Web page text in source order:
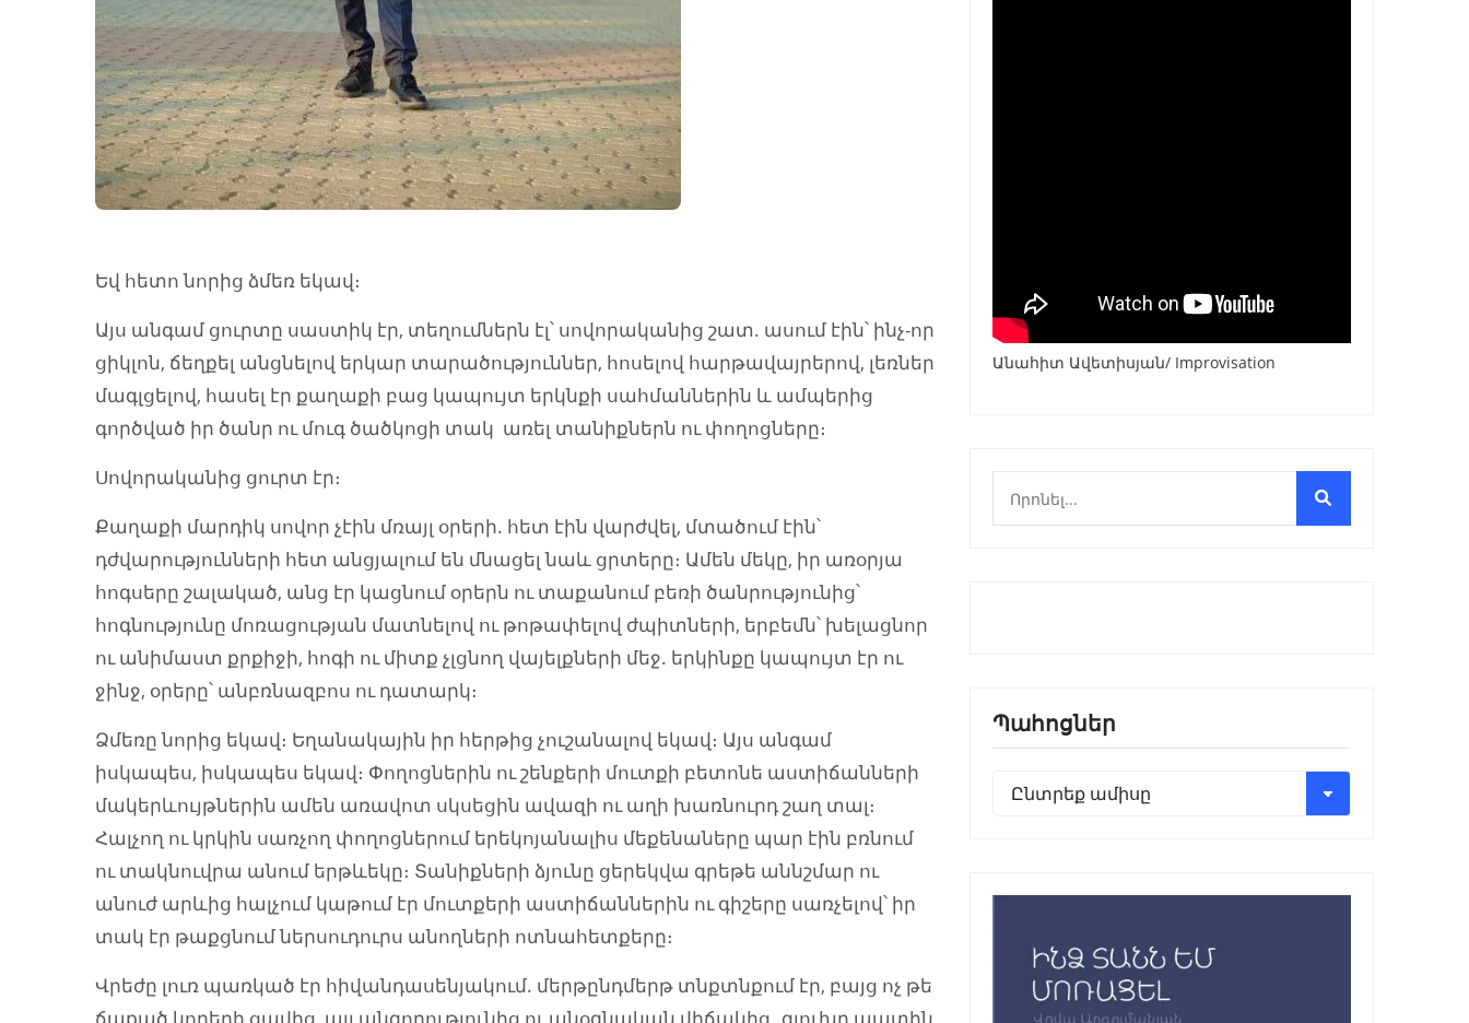
Եվ հետո նորից ձմեռ եկավ։
Այս անգամ ցուրտը սաստիկ էր, տեղումներն էլ՝ սովորականից շատ. ասում էին՝ ինչ-որ
ցիկլոն, ճեղքել անցնելով երկար տարածություններ, հոսելով հարթավայրերով, լեռներ
մագլցելով, հասել էր քաղաքի բաց կապույտ երկնքի սահմաններին և ամպերից
գործված իր ծանր ու մուգ ծածկոցի տակ առել տանիքներն ու փողոցները։
Սովորականից ցուրտ էր։
Քաղաքի մարդիկ սովոր չէին մռայլ օրերի. հետ էին վարժվել, մտածում էին՝
դժվարությունների հետ անցյալում են մնացել նաև ցրտերը։ Ամեն մեկը, իր առօրյա
հոգսերը շալակած, անց էր կացնում օրերն ու տաքանում բեռի ծանրությունից՝
հոգնությունը մոռացության մատնելով ու թոթափելով ժպիտների, երբեմն՝ խելացնոր
ու անիմաստ քրքիջի, հոգի ու միտք չլցնող վայելքների մեջ. երկինքը կապույտ էր ու
ջինջ, օրերը՝ անբռնազբոս ու դատարկ։
Ձմեռը նորից եկավ։ Եղանակային իր հերթից չուշանալով եկավ։ Այս անգամ
իսկապես, իսկապես եկավ։ Փողոցներին ու շենքերի մուտքի բետոնե աստիճանների
մակերևույթներին ամեն առավոտ սկսեցին ավազի ու աղի խառնուրդ շաղ տալ։
Հալչող ու կրկին սառչող փողոցներում երեկոյանալիս մեքենաները պար էին բռնում
ու տակնուվրա անում երթևեկը։ Տանիքների ձյունը ցերեկվա գրեթե աննշմար ու
անուժ արևից հալչում կաթում էր մուտքերի աստիճաններին ու գիշերը սառչելով՝ իր
տակ էր թաքցնում ներսուդուրս անողների ոտնահետքերը։
Վրեժը լուռ պառկած էր հիվանդասենյակում. մերթընդմերթ տնքտնքում էր, բայց ոչ թե
Անահիտ Ավետիսյան/ Improvisation
Պահոցներ